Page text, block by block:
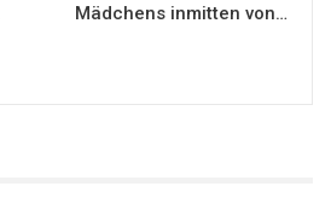
Mädchens inmitten von…